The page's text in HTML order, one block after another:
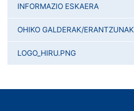
INFORMAZIO ESKAERA
OHIKO GALDERAK/ERANTZUNAK
LOGO_HIRU.PNG